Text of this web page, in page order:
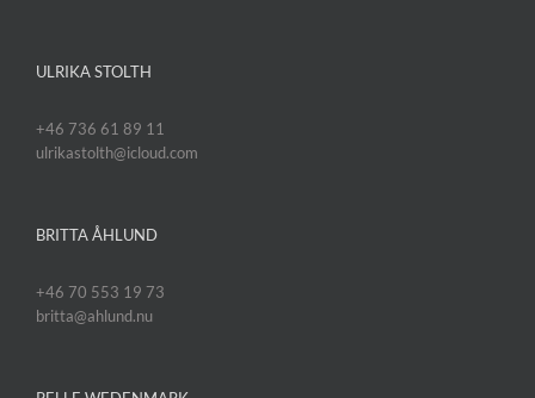
ULRIKA STOLTH
+46 736 61 89 11
ulrikastolth@icloud.com
BRITTA ÅHLUND
+46 70 553 19 73
britta@ahlund.nu